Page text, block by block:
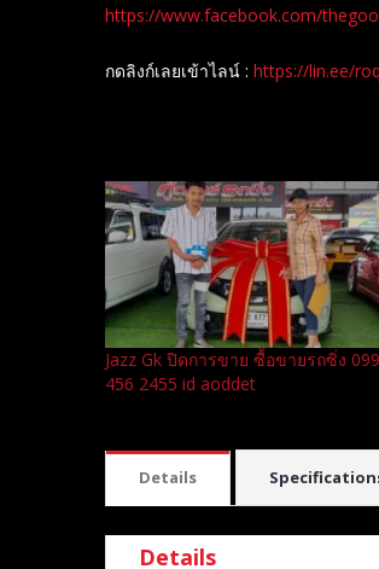
https://www.facebook.com/
กดลิงก์เลยเข้าไลน์ : https://lin.ee/
Jazz Gk ปิดการขาย ซื้อขายรถซิ่ง 099
456 2455 id aoddet
Details
Details